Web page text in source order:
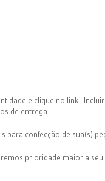
e clique no link
de entrega.
confecção de sua(s)
prioridade maior a seu